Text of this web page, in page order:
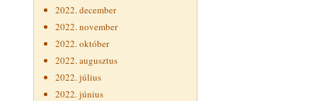
2022. december
2022. november
2022. október
2022. augusztus
2022. július
2022. június